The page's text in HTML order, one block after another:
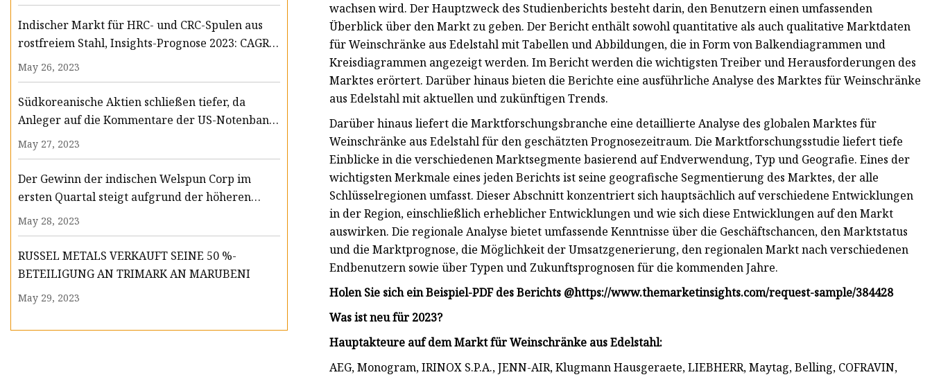
Indischer Markt für HRC- und CRC-Spulen aus
rostfreiem Stahl, Insights-Prognose 2023: CAGR
von 8,2 % beim Umsatz und 8,4 % beim Volumen
bis 2033
May 26, 2023
Südkoreanische Aktien schließen tiefer, da
Anleger auf die Kommentare der US-Notenbank
May 27, 2023
Der Gewinn der indischen Welspun Corp im
ersten Quartal steigt aufgrund der höheren
Nachfrage nach Leitungsrohren
May 28, 2023
RUSSEL METALS VERKAUFT SEINE 50 %-
BETEILIGUNG AN TRIMARK AN MARUBENI
May 29, 2023
wachsen wird. Der Hauptzweck des Studienberichts besteht darin, den Benutzern einen umfassenden
Überblick über den Markt zu geben. Der Bericht enthält sowohl quantitative als auch qualitative Marktdaten
für Weinschränke aus Edelstahl mit Tabellen und Abbildungen, die in Form von Balkendiagrammen und
Kreisdiagrammen angezeigt werden. Im Bericht werden die wichtigsten Treiber und Herausforderungen des
Marktes erörtert. Darüber hinaus bieten die Berichte eine ausführliche Analyse des Marktes für Weinschränke
aus Edelstahl mit aktuellen und zukünftigen Trends.
Darüber hinaus liefert die Marktforschungsbranche eine detaillierte Analyse des globalen Marktes für
Weinschränke aus Edelstahl für den geschätzten Prognosezeitraum. Die Marktforschungsstudie liefert tiefe
Einblicke in die verschiedenen Marktsegmente basierend auf Endverwendung, Typ und Geografie. Eines der
wichtigsten Merkmale eines jeden Berichts ist seine geografische Segmentierung des Marktes, der alle
Schlüsselregionen umfasst. Dieser Abschnitt konzentriert sich hauptsächlich auf verschiedene Entwicklungen
in der Region, einschließlich erheblicher Entwicklungen und wie sich diese Entwicklungen auf den Markt
auswirken. Die regionale Analyse bietet umfassende Kenntnisse über die Geschäftschancen, den Marktstatus
und die Marktprognose, die Möglichkeit der Umsatzgenerierung, den regionalen Markt nach verschiedenen
Endbenutzern sowie über Typen und Zukunftsprognosen für die kommenden Jahre.
Holen Sie sich ein Beispiel-PDF des Berichts @https://www.themarketinsights.com/request-sample/384428
Was ist neu für 2023?
Hauptakteure auf dem Markt für Weinschränke aus Edelstahl:
AEG, Monogram, IRINOX S.P.A., JENN-AIR, Klugmann Hausgeraete, LIEBHERR, Maytag, Belling, COFRAVIN,